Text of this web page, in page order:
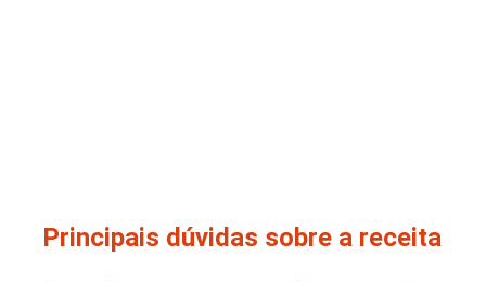
Principais dúvidas sobre a receita